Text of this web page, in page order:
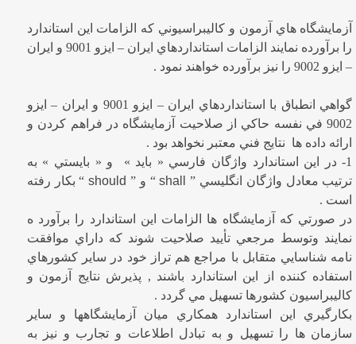
آزمايشگاه هاي آزمون و كاليبراسيوني كه الزامات اين استاندارد
را برآورده نمايند الزامات استانداردهاي ايران – ايزو 9001 و ايران
– ايزو 9002 را نيز برآورده خواهند نمود .
گواهي انطباق با استانداردهاي ايران – ايزو 9001 و ايران – ايزو
9002 في نفسه حاكي از صلاحيت آزمايشگاه در فراهم كردن و
ارائه داده ها نتايج فني معتبر نخواهد بود .
1- در اين استاندارد واژگان فارسي « بايد » و « بايستي » به
ترتيب معادل واژگان انگليسي ”
shall“ و ” should“ بكار رفته
است .
در صورتي كه آزمايشگاه ها الزامات اين استاندارد را برآورد ه
نمايند وتوسط مرجعي تأييد صلاحيت شوند كه داراي موافقت
نامه شناسايي متقابل با مراجع هم تراز خود در ساير كشورهاي
استفاده كننده از اين استاندارد باشند , پذيرش نتايج آزمون و
كاليبراسيون كشورها تسهيل مي گردد .
بكارگيري اين استاندارد همكاري ميان آزمايشگاهها و ساير
سازمان ها را تسهيل و به تبادل اطلاعات و تجارب و نيز به